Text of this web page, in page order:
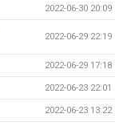
2022-06-30 20:09
2022-06-29 22:19
2022-06-29 17:18
2022-06-23 22:01
2022-06-23 13:22